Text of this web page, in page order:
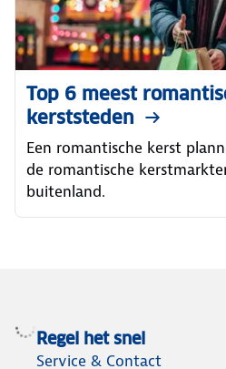
Top 6 meest
kerststeden
Een romantische kerst
de romantische
buitenland.
Regel het snel
Service & Contact